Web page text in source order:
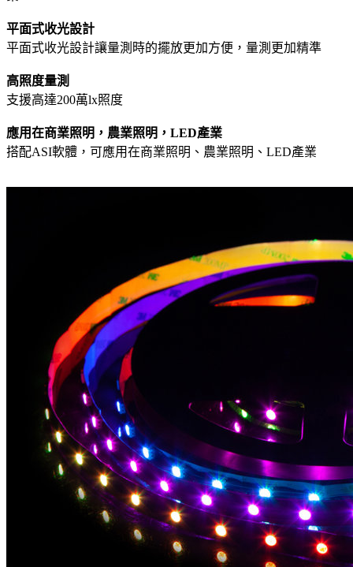
平面式收光設計
平面式收光設計讓量測時的擺放更加方便，量測更加精準
高照度量測
支援高達200萬lx照度
應用在商業照明，農業照明，LED產業
搭配ASI軟體，可應用在商業照明、農業照明、LED產業